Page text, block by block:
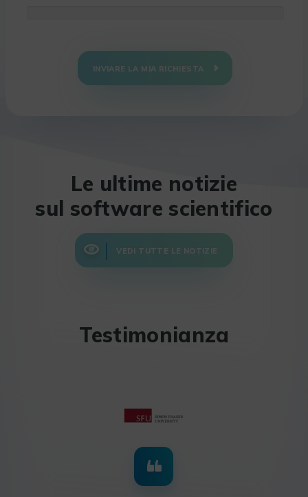
INVIARE LA MIA RICHIESTA
Le ultime notizie
sul software scientifico
VEDI TUTTE LE NOTIZIE
Testimonianza